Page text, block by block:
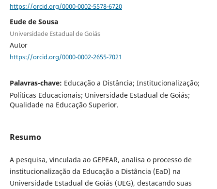
https://orcid.org/0000-0002-5578-6720
Eude de Sousa
Universidade Estadual de Goiás
Autor
https://orcid.org/0000-0002-2655-7021
Palavras-chave: Educação a Distância; Institucionalização;
Políticas Educacionais; Universidade Estadual de Goiás;
Qualidade na Educação Superior.
Resumo
A pesquisa, vinculada ao GEPEAR, analisa o processo de
institucionalização da Educação a Distância (EaD) na
Universidade Estadual de Goiás (UEG), destacando suas